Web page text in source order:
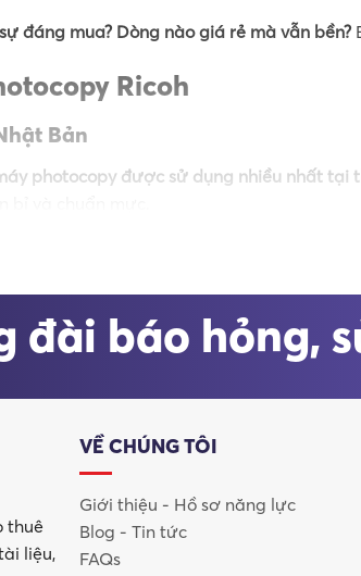
đáng mua? Dòng nào giá rẻ mà vẫn bền?
Ricoh
Bản
photocopy được sử dụng nhiều nhất tại
đài báo hỏng,
thuê
liệu,
VỀ CHÚNG TÔI
Giới thiệu - Hồ sơ năng lực
Blog - Tin tức
FAQs